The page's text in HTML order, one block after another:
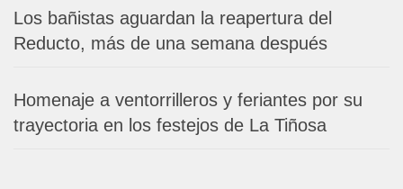
Los bañistas aguardan la reapertura del
Reducto, más de una semana después
Homenaje a ventorrilleros y feriantes por su
trayectoria en los festejos de La Tiñosa